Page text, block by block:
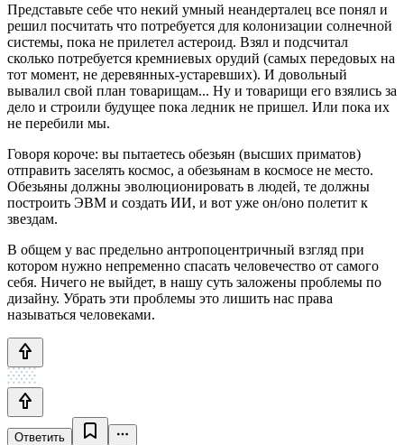
Представьте себе что некий умный неандерталец все понял и
решил посчитать что потребуется для колонизации солнечной
системы, пока не прилетел астероид. Взял и подсчитал
сколько потребуется кремниевых орудий (самых передовых на
тот момент, не деревянных-устаревших). И довольный
вывалил свой план товарищам... Ну и товарищи его взялись за
дело и строили будущее пока ледник не пришел. Или пока их
не перебили мы.
Говоря короче: вы пытаетесь обезьян (высших приматов)
отправить заселять космос, а обезьянам в космосе не место.
Обезьяны должны эволюционировать в людей, те должны
построить ЭВМ и создать ИИ, и вот уже он/оно полетит к
звездам.
В общем у вас предельно антропоцентричный взгляд при
котором нужно непременно спасать человечество от самого
себя. Ничего не выйдет, в нашу суть заложены проблемы по
дизайну. Убрать эти проблемы это лишить нас права
называться человеками.
Ответить